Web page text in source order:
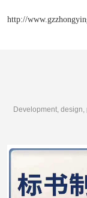
http://